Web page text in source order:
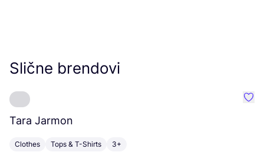
Slične brendovi
Tara Jarmon
Clothes Tops & T-Shirts 3+